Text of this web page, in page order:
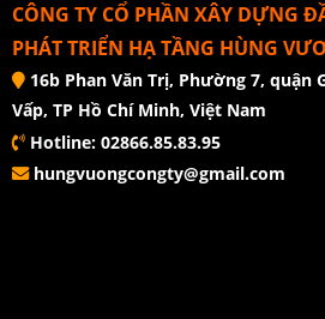
CÔNG TY CỔ PHẦN XÂY DỰNG
PHÁT TRIỂN HẠ TẦNG HÙNG
16b Phan Văn Trị, Phường 7, quận
Vấp, TP Hồ Chí Minh, Việt Nam
Hotline: 02866.85.83.95
hungvuongcongty@gmail.com